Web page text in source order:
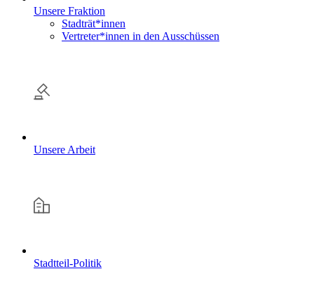
Unsere Fraktion
Stadträt*innen
Vertreter*innen in den Ausschüssen
Unsere Arbeit
Stadtteil-Politik